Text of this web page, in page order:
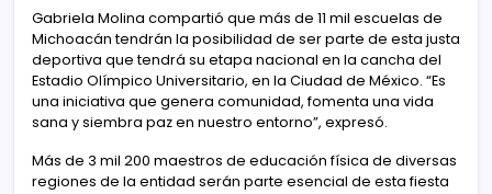
Gabriela Molina compartió que más de 11 mil escuelas de
Michoacán tendrán la posibilidad de ser parte de esta justa
deportiva que tendrá su etapa nacional en la cancha del
Estadio Olímpico Universitario, en la Ciudad de México. “Es
una iniciativa que genera comunidad, fomenta una vida
sana y siembra paz en nuestro entorno”, expresó.
Más de 3 mil 200 maestros de educación física de diversas
regiones de la entidad serán parte esencial de esta fiesta